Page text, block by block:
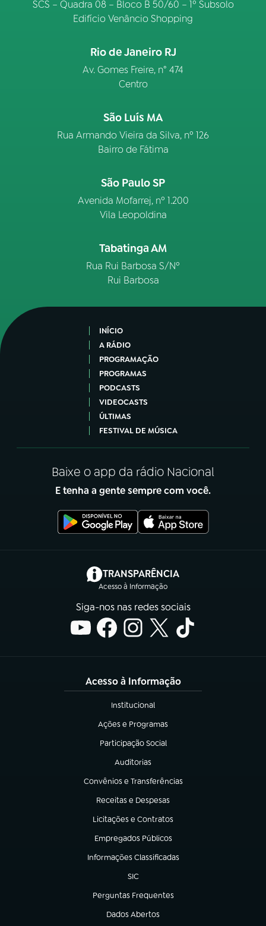
SCS – Quadra 08 – Bloco B 50/60 – 1º Subsolo
Edifício Venâncio Shopping
Rio de Janeiro RJ
Av. Gomes Freire, n° 474
Centro
São Luís MA
Rua Armando Vieira da Silva, nº 126
Bairro de Fátima
São Paulo SP
Avenida Mofarrej, nº 1.200
Vila Leopoldina
Tabatinga AM
Rua Rui Barbosa S/Nº
Rui Barbosa
INÍCIO
A RÁDIO
PROGRAMAÇÃO
PROGRAMAS
PODCASTS
VIDEOCASTS
ÚLTIMAS
FESTIVAL DE MÚSICA
Baixe o app da rádio Nacional
E tenha a gente sempre com você.
TRANSPARÊNCIA
Acesso à Informação
(abre em nova aba)
Siga-nos nas redes sociais
Acesso à Informação
Institucional
(abre em nova aba)
Ações e Programas
(abre em nova aba)
Participação Social
(abre em nova aba)
Auditorias
(abre em nova aba)
Convênios e Transferências
(abre em nova aba)
Receitas e Despesas
(abre em nova aba)
Licitações e Contratos
(abre em nova aba)
Empregados Públicos
(abre em nova aba)
Informações Classificadas
(abre em nova aba)
SIC
(abre em nova aba)
Perguntas Frequentes
(abre em nova aba)
Dados Abertos
(abre em nova aba)